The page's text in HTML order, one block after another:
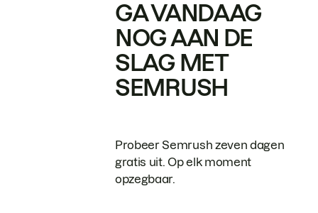
GA VANDAAG
NOG AAN DE
SLAG MET
SEMRUSH
Probeer Semrush zeven dagen
gratis uit. Op elk moment
opzegbaar.